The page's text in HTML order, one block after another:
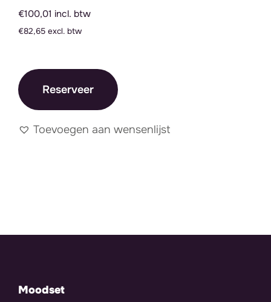
€100,01 incl. btw
€82,65 excl. btw
Reserveer
Toevoegen aan wensenlijst
Moodset